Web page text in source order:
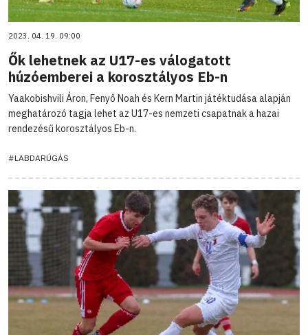
2023. 04. 19. 09:00
Ők lehetnek az U17-es válogatott
húzóemberei a korosztályos Eb-n
Yaakobishvili Áron, Fenyő Noah és Kern Martin játéktudása alapján
meghatározó tagja lehet az U17-es nemzeti csapatnak a hazai
rendezésű korosztályos Eb-n.
#LABDARÚGÁS